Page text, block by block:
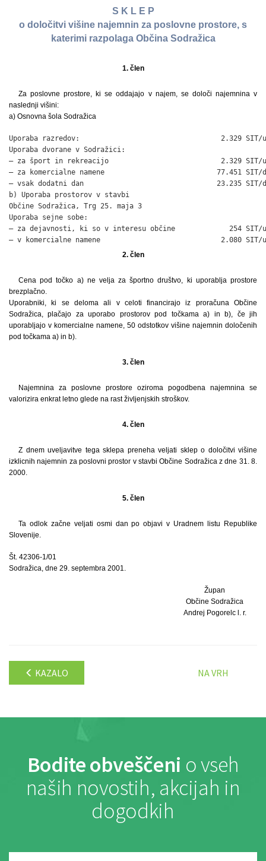
S K L E P
o določitvi višine najemnin za poslovne prostore, s
katerimi razpolaga Občina Sodražica
1. člen
Za poslovne prostore, ki se oddajajo v najem, se določi najemnina v
naslednji višini:
a) Osnovna šola Sodražica
Uporaba razredov:                                  2.329 SIT/
Uporaba dvorane v Sodražici:
– za šport in rekreacijo                           2.329 SIT/
– za komercialne namene                           77.451 SIT/
– vsak dodatni dan                                23.235 SIT/
b) Uporaba prostorov v stavbi
Občine Sodražica, Trg 25. maja 3
Uporaba sejne sobe:
– za dejavnosti, ki so v interesu občine             254 SIT/
– v komercialne namene                             2.080 SIT/
2. člen
Cena pod točko a) ne velja za športno društvo, ki uporablja prostore
brezplačno.
Uporabniki, ki se deloma ali v celoti financirajo iz proračuna Občine
Sodražica, plačajo za uporabo prostorov pod točkama a) in b), če jih
uporabljajo v komercialne namene, 50 odstotkov višine najemnin določenih
pod točkama a) in b).
3. člen
Najemnina za poslovne prostore oziroma pogodbena najemnina se
valorizira enkrat letno glede na rast življenjskih stroškov.
4. člen
Z dnem uveljavitve tega sklepa preneha veljati sklep o določitvi višine
izklicnih najemnin za poslovni prostor v stavbi Občine Sodražica z dne 31. 8.
2000.
5. člen
Ta odlok začne veljati osmi dan po objavi v Uradnem listu Republike
Slovenije.
Št. 42306-1/01
Sodražica, dne 29. septembra 2001.
Župan
Občine Sodražica
Andrej Pogorelc l. r.
KAZALO NA VRH
Bodite obveščeni o vseh
naših novostih, akcijah in
dogodkih